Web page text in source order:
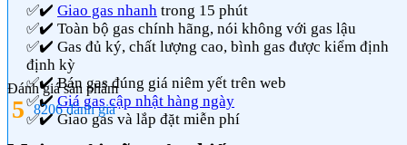
✅✔️ Giao gas nhanh trong 15 phút
✅✔️ Toàn bộ gas chính hãng, nói không với gas lậu
✅✔️ Gas đủ ký, chất lượng cao, bình gas được kiểm định
định kỳ
✅✔️ Bán gas đúng giá niêm yết trên web
✅✔️ Giá gas cập nhật hàng ngày
✅✔️ Giao gas và lắp đặt miễn phí
Đánh giá sản phẩm
5 8206 đánh giá